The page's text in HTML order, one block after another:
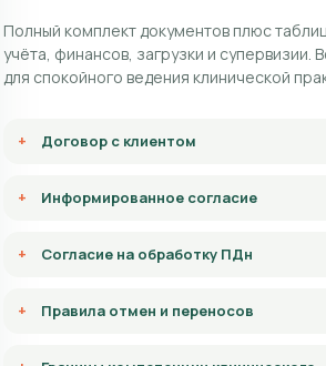
Полный комплект документов плюс
учёта, финансов, загрузки и супервизии.
для спокойного ведения клинической
Договор с клиентом
Информированное согласие
Согласие на обработку ПДн
Правила отмен и переносов